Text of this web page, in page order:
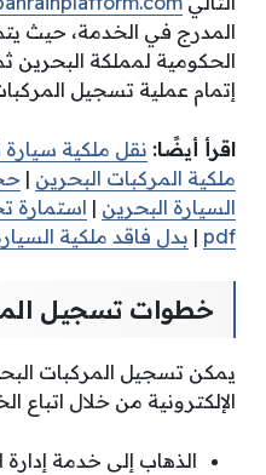
المدرج في الخدمة، حيث
الحكومية لمملكة البحرين
إتمام عملية تسجيل
اقرأ أيضًا: نقل ملكية
ملكية المركبات البحرين |
السيارة البحرين | استمارة
pdf
| بدل فاقد ملكية
خطوات تسجيل
يمكن تسجيل المركبات
الإلكترونية من خلال اتباع
الذهاب إلى خدمة